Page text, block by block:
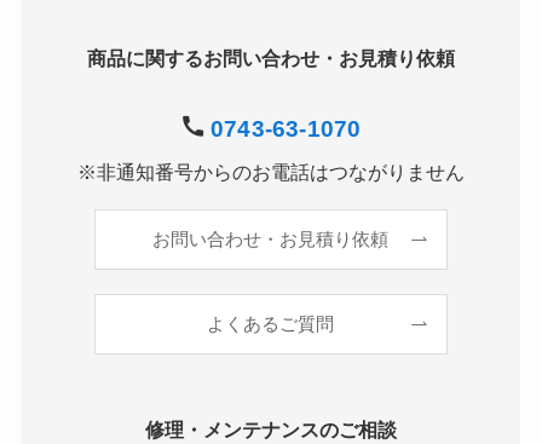
商品に関するお問い合わせ・お見積り依頼
0743-63-1070
※非通知番号からのお電話はつながりません
お問い合わせ・お見積り依頼
よくあるご質問
修理・メンテナンスのご相談